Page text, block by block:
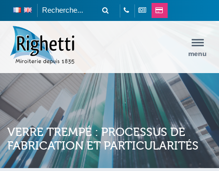
menu
VERRE TREMPÉ : PROCESSUS DE
FABRICATION ET PARTICULARITÉS